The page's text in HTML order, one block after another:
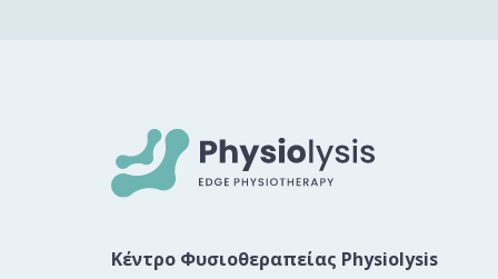
Κέντρο Φυσιοθεραπείας Physiolysis